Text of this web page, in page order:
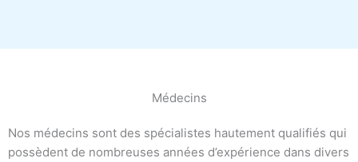
Médecins
Nos médecins sont des spécialistes hautement qualifiés qui
possèdent de nombreuses années d’expérience dans divers